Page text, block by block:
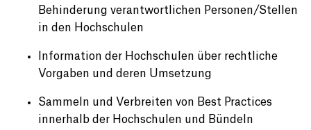
Behinderung verantwortlichen Personen/Stellen
in den Hochschulen
Information der Hochschulen über rechtliche
Vorgaben und deren Umsetzung
Sammeln und Verbreiten von Best Practices
innerhalb der Hochschulen und Bündeln